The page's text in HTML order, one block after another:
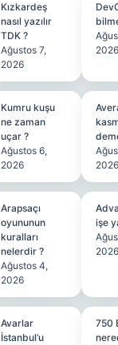
Kızkardeş
nasıl yazılır
TDK ?
Ağustos 7,
2026
2026
Kumru kuşu
ne zaman
uçar ?
Ağustos 6,
2026
2026
Arapsaçı
oyununun
kuralları
nelerdir ?
Ağustos 4,
2026
işe
2026
Avarlar
İstanbul’u
750